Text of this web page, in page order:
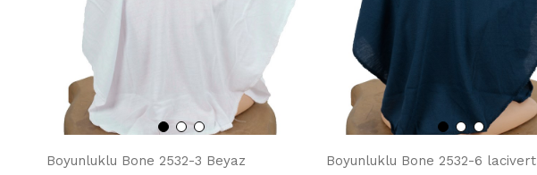
Boyunluklu Bone 2532-3 Beyaz Boyunluklu Bone 2532-6 lacivert